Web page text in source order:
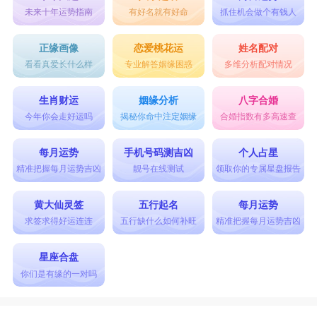
未来十年运势指南 有好名就有好命 抓住机会做个有钱人
正缘画像
看看真爱长什么样
恋爱桃花运
专业解答姻缘困惑
姓名配对
多维分析配对情况
生肖财运
今年你会走好运吗
姻缘分析
揭秘你命中注定姻缘
八字合婚
合婚指数有多高速查
每月运势
精准把握每月运势吉凶
手机号码测吉凶
靓号在线测试
个人占星
领取你的专属星盘报告
黄大仙灵签
求签求得好运连连
五行起名
五行缺什么如何补旺
每月运势
精准把握每月运势吉凶
星座合盘
你们是有缘的一对吗